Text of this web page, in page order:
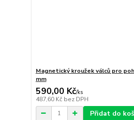
Magnetický kroužek válců pro
mm
590,00 Kč/ks
487,60 Kč bez DPH
Přidat do